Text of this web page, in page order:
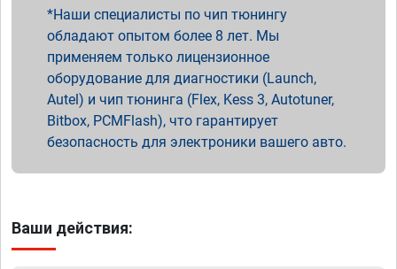
Наши специалисты по чип тюнингу
обладают опытом более 8 лет. Мы
применяем только лицензионное
оборудование для диагностики (Launch,
Autel) и чип тюнинга (Flex, Kess 3, Autotuner,
Bitbox, PCMFlash), что гарантирует
безопасность для электроники вашего авто.
Ваши действия: